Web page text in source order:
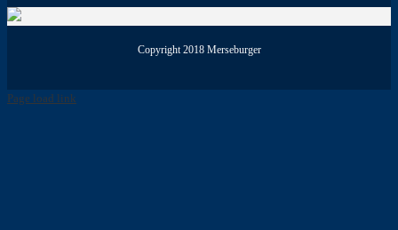
Copyright 2018 Merseburger
Page load link